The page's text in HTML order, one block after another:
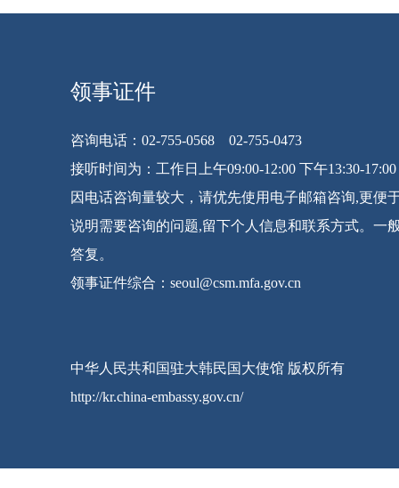
领事证件
咨询电话：02-755-0568 02-755-0473
接听时间为：工作日上午09:00-12:00 下午13:30-17:00
因电话咨询量较大，请优先使用电子邮箱咨询,更便
说明需要咨询的问题,留下个人信息和联系方式。一
答复。
领事证件综合：seoul@csm.mfa.gov.cn
中华人民共和国驻大韩民国大使馆 版权所有
http://kr.china-embassy.gov.cn/